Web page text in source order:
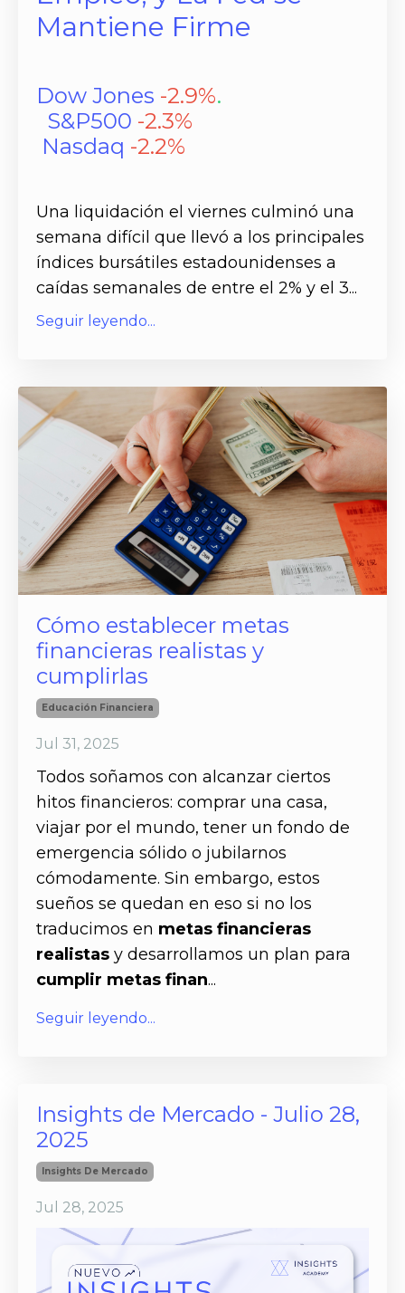
Mantiene Firme
Dow Jones -2.9%.
S&P500 -2.3%
Nasdaq -2.2%
Una liquidación el viernes culminó una
semana difícil que llevó a los principales
índices bursátiles estadounidenses a
caídas semanales de entre el 2% y el 3...
Seguir leyendo...
Cómo establecer metas
financieras realistas y
cumplirlas
Educación Financiera
Jul 31, 2025
Todos soñamos con alcanzar ciertos
hitos financieros: comprar una casa,
viajar por el mundo, tener un fondo de
emergencia sólido o jubilarnos
cómodamente. Sin embargo, estos
sueños se quedan en eso si no los
traducimos en metas financieras
realistas y desarrollamos un plan para
cumplir metas finan...
Seguir leyendo...
Insights de Mercado - Julio 28,
2025
Insights De Mercado
Jul 28, 2025